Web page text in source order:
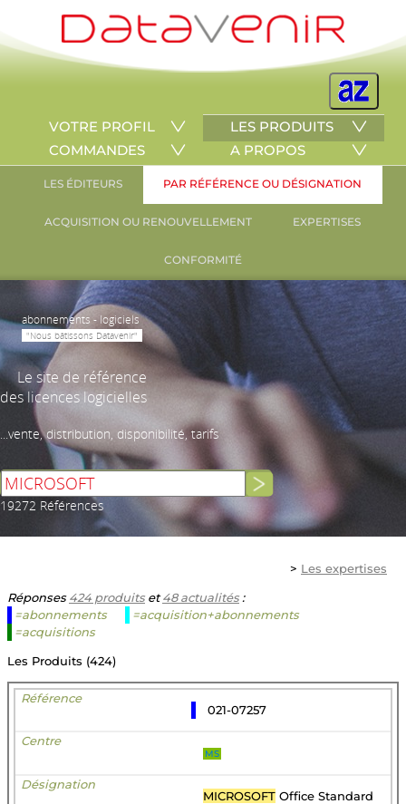
VOTRE PROFIL
LES PRODUITS
COMMANDES
A PROPOS
LES ÉDITEURS PAR RÉFÉRENCE OU DÉSIGNATION
ACQUISITION OU RENOUVELLEMENT EXPERTISES
CONFORMITÉ
abonnements - logiciels
"Nous bâtissons Datavenir"
Le site de référence
des licences logicielles
...vente, distribution, disponibilité, tarifs
19272 Références
> Les expertises
Réponses424 produitset48 actualités:
=abonnements
=acquisition+abonnements
=acquisitions
Les Produits (424)
021-07257
MS
MICROSOFT Office Standard